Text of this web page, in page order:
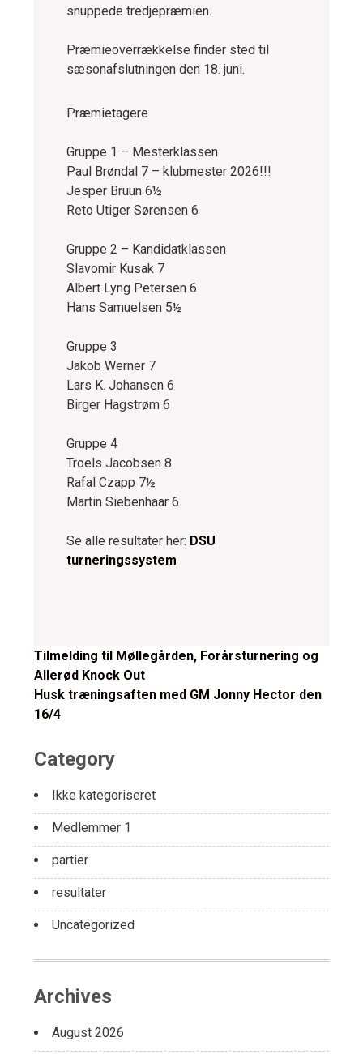
snuppede tredjepræmien.
Præmieoverrækkelse finder sted til
sæsonafslutningen den 18. juni.
Præmietagere
Gruppe 1 – Mesterklassen
Paul Brøndal 7 – klubmester 2026!!!
Jesper Bruun 6½
Reto Utiger Sørensen 6
Gruppe 2 – Kandidatklassen
Slavomir Kusak 7
Albert Lyng Petersen 6
Hans Samuelsen 5½
Gruppe 3
Jakob Werner 7
Lars K. Johansen 6
Birger Hagstrøm 6
Gruppe 4
Troels Jacobsen 8
Rafal Czapp 7½
Martin Siebenhaar 6
Se alle resultater her: DSU
turneringssystem
Post
navigation
Tilmelding til Møllegården, Forårsturnering og
Allerød Knock Out
Husk træningsaften med GM Jonny Hector den
16/4
Category
Ikke kategoriseret
Medlemmer 1
partier
resultater
Uncategorized
Archives
August 2026